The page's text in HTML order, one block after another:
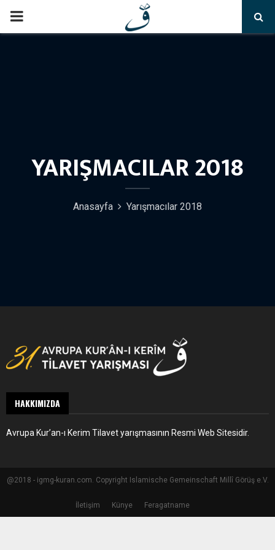
PRIMARY
YARIŞMACILAR 2018
Anasayfa Yarışmacılar 2018
HAKKIMIZDA
Avrupa Kur’an-ı Kerim Tilavet yarışmasının Resmi Web Sitesidir.
@2018 - igmg-kuran.com. Copyright Islamische Gemeinschaft Millî Görüş e.V.
İletişim Künye Feragatname